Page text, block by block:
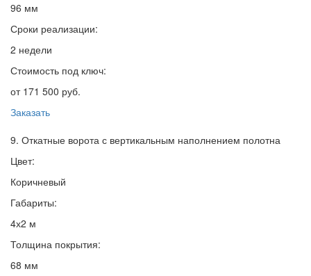
96 мм
Сроки реализации:
2 недели
Стоимость под ключ:
от 171 500 руб.
Заказать
9. Откатные ворота с вертикальным наполнением полотна
Цвет:
Коричневый
Габариты:
4х2 м
Толщина покрытия:
68 мм